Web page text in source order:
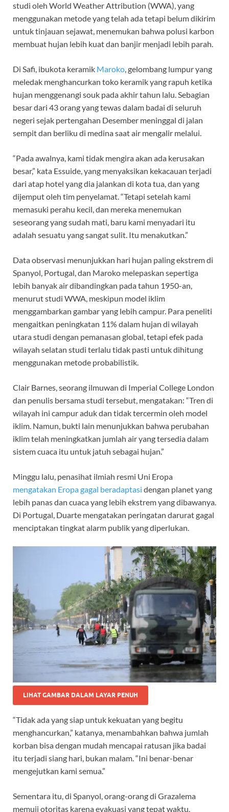
studi oleh World Weather Attribution (WWA), yang
menggunakan metode yang telah ada tetapi belum dikirim
untuk tinjauan sejawat, menemukan bahwa polusi karbon
membuat hujan lebih kuat dan banjir menjadi lebih parah.
Di Safi, ibukota keramik Maroko, gelombang lumpur yang
meledak menghancurkan toko keramik yang rapuh ketika
hujan menggenangi souk pada akhir tahun lalu. Sebagian
besar dari 43 orang yang tewas dalam badai di seluruh
negeri sejak pertengahan Desember meninggal di jalan
sempit dan berliku di medina saat air mengalir melalui.
“Pada awalnya, kami tidak mengira akan ada kerusakan
besar,” kata Essuide, yang menyaksikan kekacauan terjadi
dari atap hotel yang dia jalankan di kota tua, dan yang
dijemput oleh tim penyelamat. “Tetapi setelah kami
memasuki perahu kecil, dan mereka menemukan
seseorang yang sudah mati, baru kami menyadari itu
adalah sesuatu yang sangat sulit. Itu menakutkan.”
Data observasi menunjukkan hari hujan paling ekstrem di
Spanyol, Portugal, dan Maroko melepaskan sepertiga
lebih banyak air dibandingkan pada tahun 1950-an,
menurut studi WWA, meskipun model iklim
menggambarkan gambar yang lebih campur. Para peneliti
mengaitkan peningkatan 11% dalam hujan di wilayah
utara studi dengan pemanasan global, tetapi efek pada
wilayah selatan studi terlalu tidak pasti untuk dihitung
menggunakan metode probabilistik.
Clair Barnes, seorang ilmuwan di Imperial College London
dan penulis bersama studi tersebut, mengatakan: “Tren di
wilayah ini campur aduk dan tidak tercermin oleh model
iklim. Namun, bukti lain menunjukkan bahwa perubahan
iklim telah meningkatkan jumlah air yang tersedia dalam
sistem cuaca itu untuk jatuh sebagai hujan.”
Minggu lalu, penasihat ilmiah resmi Uni Eropa
mengatakan Eropa gagal beradaptasi dengan planet yang
lebih panas dan cuaca yang lebih ekstrem yang dibawanya.
Di Portugal, Duarte mengatakan peringatan darurat gagal
menciptakan tingkat alarm publik yang diperlukan.
LIHAT GAMBAR DALAM LAYAR PENUH
“Tidak ada yang siap untuk kekuatan yang begitu
menghancurkan,” katanya, menambahkan bahwa jumlah
korban bisa dengan mudah mencapai ratusan jika badai
itu terjadi siang hari, bukan malam. “Ini benar-benar
mengejutkan kami semua.”
Sementara itu, di Spanyol, orang-orang di Grazalema
memuji otoritas karena evakuasi yang tepat waktu.